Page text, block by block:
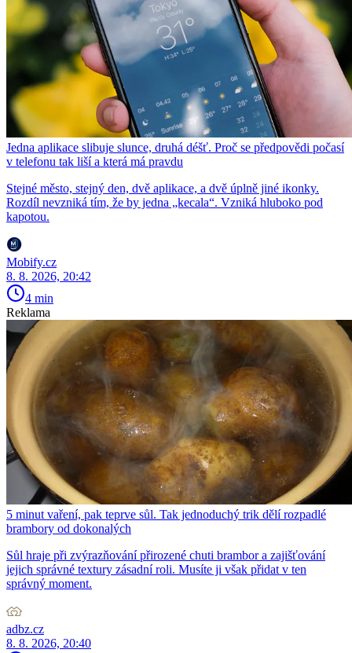
Jedna aplikace slibuje slunce, druhá déšť. Proč se předpovědi počasí
v telefonu tak liší a která má pravdu
Stejné město, stejný den, dvě aplikace, a dvě úplně jiné ikonky.
Rozdíl nevzniká tím, že by jedna „kecala“. Vzniká hluboko pod
kapotou.
Mobify.cz
8. 8. 2026, 20:42
4 min
Reklama
5 minut vaření, pak teprve sůl. Tak jednoduchý trik dělí rozpadlé
brambory od dokonalých
Sůl hraje při zvýrazňování přirozené chuti brambor a zajišťování
jejich správné textury zásadní roli. Musíte ji však přidat v ten
správný moment.
adbz.cz
8. 8. 2026, 20:40